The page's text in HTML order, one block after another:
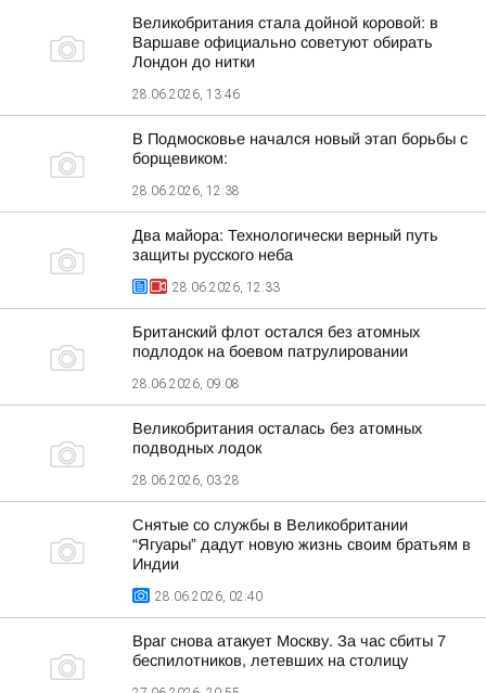
Великобритания стала дойной коровой: в
Варшаве официально советуют обирать
Лондон до нитки
28.06.2026, 13:46
В Подмосковье начался новый этап борьбы с
борщевиком:
28.06.2026, 12:38
Два майора: Технологически верный путь
защиты русского неба
28.06.2026, 12:33
Британский флот остался без атомных
подлодок на боевом патрулировании
28.06.2026, 09:08
Великобритания осталась без атомных
подводных лодок
28.06.2026, 03:28
Снятые со службы в Великобритании
“Ягуары” дадут новую жизнь своим братьям в
Индии
28.06.2026, 02:40
Враг снова атакует Москву. За час сбиты 7
беспилотников, летевших на столицу